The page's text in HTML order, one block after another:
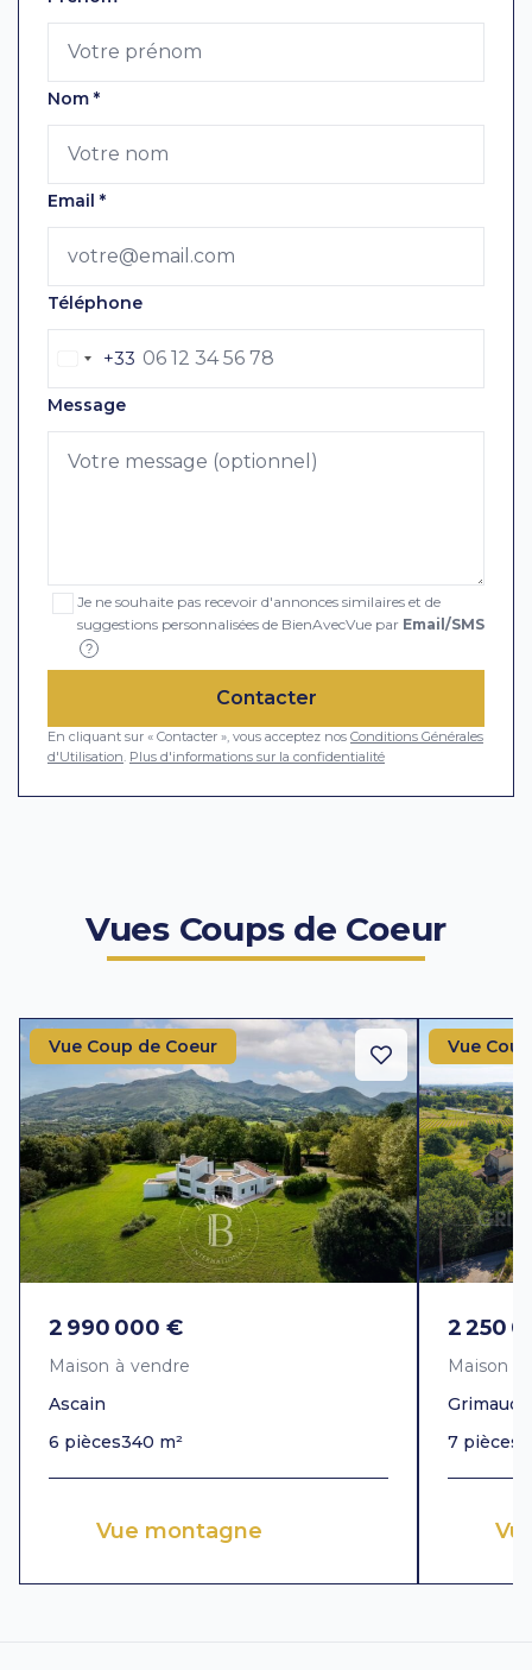
Nom *
Email *
Téléphone
+33
Message
Je ne souhaite pas recevoir d'annonces similaires et de
suggestions personnalisées de BienAvecVue par Email/SMS
?
Contacter
En cliquant sur « Contacter », vous acceptez nos Conditions Générales
d'Utilisation Plus d'informations sur la confidentialité
Vues Coups de Coeur
Vue Coup de Coeur
2 990 000 €
Maison à vendre
Ascain
6 pièces340 m²
Vue montagne
Vue
2 250
Maison à
Grimaud
7 pièces